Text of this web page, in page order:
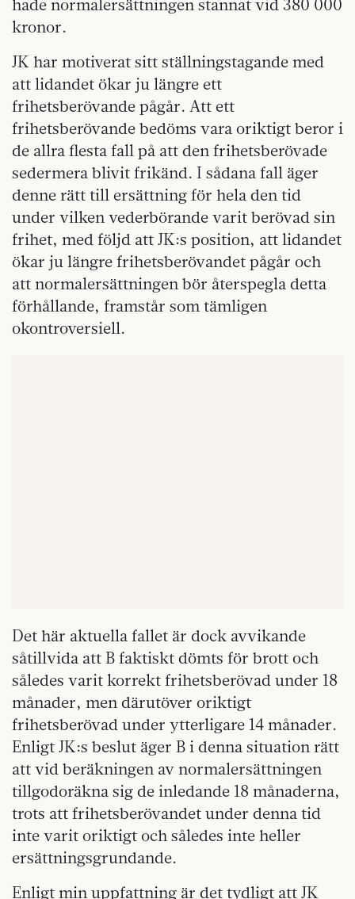
hade normalersättningen stannat vid 380 000
kronor.
JK har motiverat sitt ställningstagande med
att lidandet ökar ju längre ett
frihetsberövande pågår. Att ett
frihetsberövande bedöms vara oriktigt beror i
de allra flesta fall på att den frihetsberövade
sedermera blivit frikänd. I sådana fall äger
denne rätt till ersättning för hela den tid
under vilken vederbörande varit berövad sin
frihet, med följd att JK:s position, att lidandet
ökar ju längre frihetsberövandet pågår och
att normalersättningen bör återspegla detta
förhållande, framstår som tämligen
okontroversiell.
Det här aktuella fallet är dock avvikande
såtillvida att B faktiskt dömts för brott och
således varit korrekt frihetsberövad under 18
månader, men därutöver oriktigt
frihetsberövad under ytterligare 14 månader.
Enligt JK:s beslut äger B i denna situation rätt
att vid beräkningen av normalersättningen
tillgodoräkna sig de inledande 18 månaderna,
trots att frihetsberövandet under denna tid
inte varit oriktigt och således inte heller
ersättningsgrundande.
Enligt min uppfattning är det tydligt att JK